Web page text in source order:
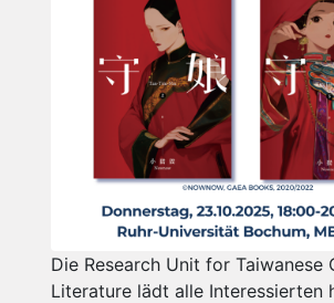
Die Research Unit for Taiwanese
Literature lädt alle Interessierten